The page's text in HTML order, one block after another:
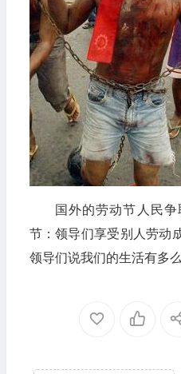
国外的劳动节人民
节：领导们享受别人劳动
领导们说我们的生活有多么